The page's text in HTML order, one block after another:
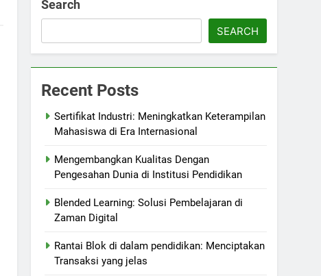
Search
SEARCH
Recent Posts
Sertifikat Industri: Meningkatkan Keterampilan
Mahasiswa di Era Internasional
Mengembangkan Kualitas Dengan
Pengesahan Dunia di Institusi Pendidikan
Blended Learning: Solusi Pembelajaran di
Zaman Digital
Rantai Blok di dalam pendidikan: Menciptakan
Transaksi yang jelas